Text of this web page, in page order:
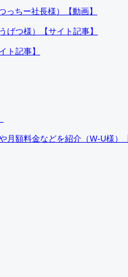
ちー社長様）【動画】
げつ様）【サイト記事】
ト記事】
額料金などを紹介（W-U様）